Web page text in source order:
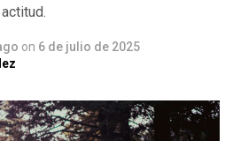
on 6 de julio de 2025